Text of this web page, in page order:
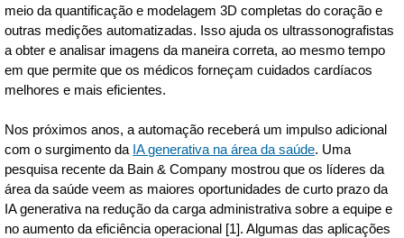
meio da quantificação e modelagem 3D completas do coração e
outras medições automatizadas. Isso ajuda os ultrassonografistas
a obter e analisar imagens da maneira correta, ao mesmo tempo
em que permite que os médicos forneçam cuidados cardíacos
melhores e mais eficientes.
Nos próximos anos, a automação receberá um impulso adicional
com o surgimento da IA generativa na área da saúde. Uma
pesquisa recente da Bain & Company mostrou que os líderes da
área da saúde veem as maiores oportunidades de curto prazo da
IA generativa na redução da carga administrativa sobre a equipe e
no aumento da eficiência operacional [1]. Algumas das aplicações